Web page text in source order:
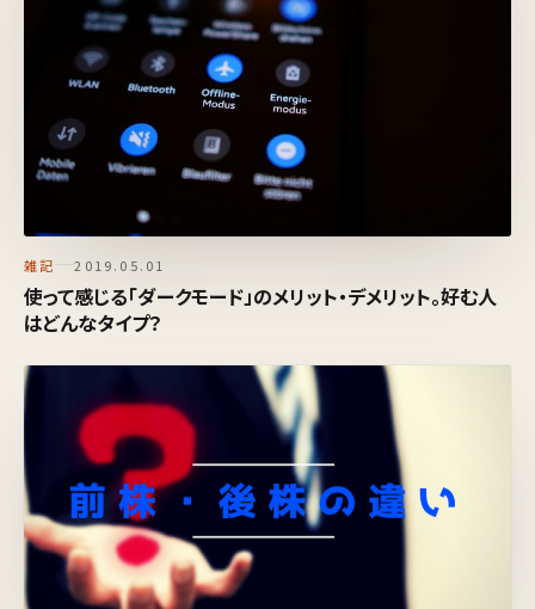
雑記 2019.05.01
使って感じる「ダークモード」のメリット・デメリット。好む人
はどんなタイプ？